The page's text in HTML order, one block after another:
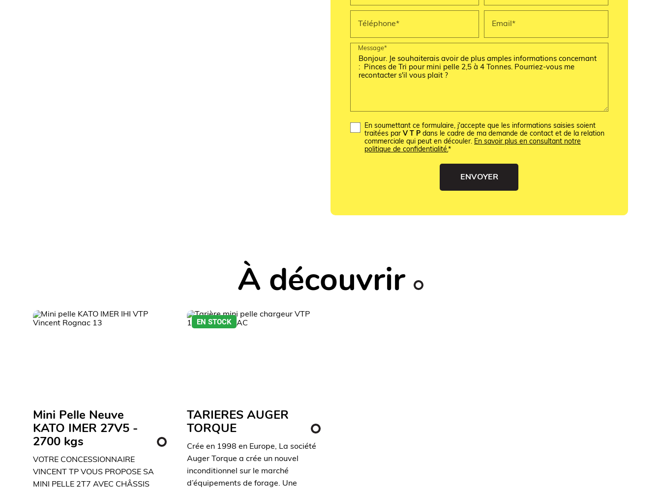
Téléphone* Email*
Message*
En soumettant ce formulaire, j'accepte que les informations saisies soient
traitées par V T P dans le cadre de ma demande de contact et de la relation
commerciale qui peut en découler. En savoir plus en consultant notre
politique de confidentialité.*
À découvrir
Mini Pelle Neuve
KATO IMER 27V5 -
2700 kgs
VOTRE CONCESSIONNAIRE
VINCENT TP VOUS PROPOSE SA
MINI PELLE 2T7 AVEC CHÂSSIS
EN STOCK
TARIERES AUGER
TORQUE
Crée en 1998 en Europe, La société
Auger Torque a crée un nouvel
inconditionnel sur le marché
d’équipements de forage. Une